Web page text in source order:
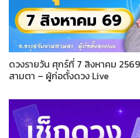
ดวงรายวัน ศุกร์ที่ 7 สิงหาคม
สามตา – ผู้ก่อตั้งดวง Live